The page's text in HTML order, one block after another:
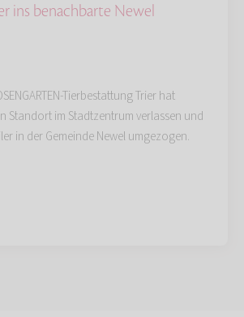
ins benachbarte Newel
Tierbestattung Trier hat
Standort im Stadtzentrum verlassen und
in der Gemeinde Newel umgezogen.